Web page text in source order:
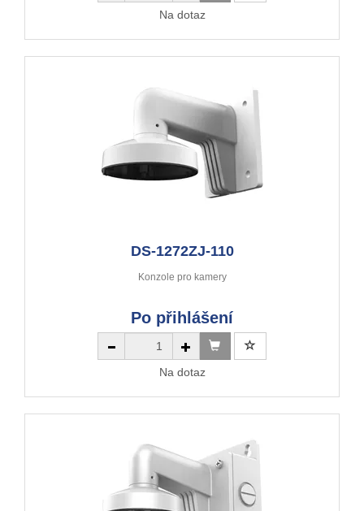
Na dotaz
DS-1272ZJ-110
Konzole pro kamery
Po přihlášení
Na dotaz